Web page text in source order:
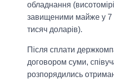
обладнання
завищеними майже у 7
тисяч доларів).
Після сплати
договором суми,
розпорядились